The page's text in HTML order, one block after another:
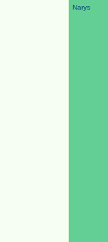
Narys